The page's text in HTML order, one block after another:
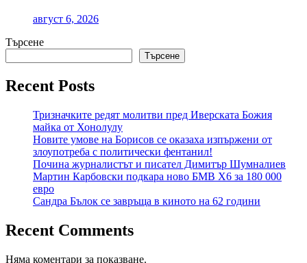
август 6, 2026
Търсене
Търсене
Recent Posts
Тризначките редят молитви пред Иверската Божия
майка от Хонолулу
Новите умове на Борисов се оказаха изпържени от
злоупотреба с политически фентанил!
Почина журналистът и писател Димитър Шумналиев
Мартин Карбовски подкара ново БМВ Х6 за 180 000
евро
Сандра Бълок се завръща в киното на 62 години
Recent Comments
Няма коментари за показване.